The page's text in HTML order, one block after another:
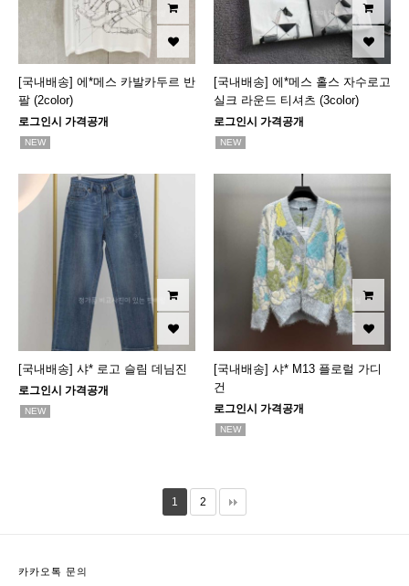
[국내배송] 에*메스 카발카두르 반
팔 (2color)
로그인시 가격공개
NEW
[국내배송] 에*메스 홀스 자수로고
실크 라운드 티셔츠 (3color)
로그인시 가격공개
NEW
[국내배송] 샤* 로고 슬림 데님진
로그인시 가격공개
NEW
[국내배송] 샤* M13 플로럴 가디
건
로그인시 가격공개
NEW
1 2
카카오톡 문의